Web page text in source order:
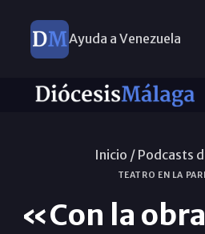
Ayuda a Venezuela
Inicio / Podcasts
TEATRO EN LA
«Con la